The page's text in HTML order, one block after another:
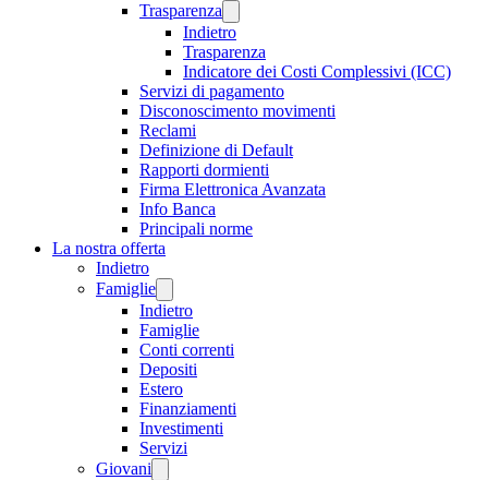
Trasparenza
Indietro
Trasparenza
Indicatore dei Costi Complessivi (ICC)
Servizi di pagamento
Disconoscimento movimenti
Reclami
Definizione di Default
Rapporti dormienti
Firma Elettronica Avanzata
Info Banca
Principali norme
La nostra offerta
Indietro
Famiglie
Indietro
Famiglie
Conti correnti
Depositi
Estero
Finanziamenti
Investimenti
Servizi
Giovani